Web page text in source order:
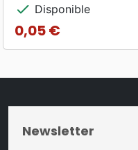
check Disponible
Prix
0,05 €
Newsletter